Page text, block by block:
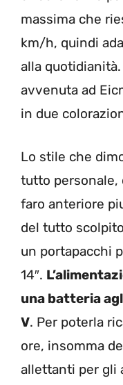
massima che
km/h, quindi
alla
avvenuta ad
in due
Lo stile che
tutto personale,
faro anteriore
del tutto
un portapacchi
14″.
una batteria
V. Per poterla
ore, insomma
allettanti per gli